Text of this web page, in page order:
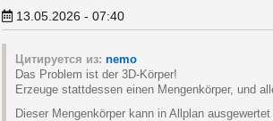
13.05.2026 - 07:40
Цитируется из: nemo
Das Problem ist der 3D-Körper!
Erzeuge stattdessen einen Mengenkörper, und
Dieser Mengenkörper kann in Allplan